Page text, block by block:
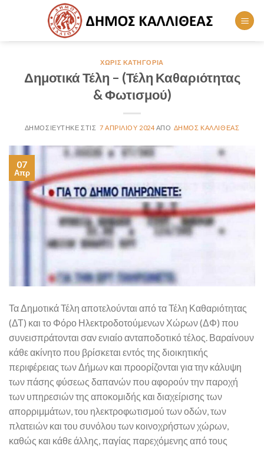
ΧΩΡΊΣ ΚΑΤΗΓΟΡΊΑ
Δημοτικά Τέλη – (Τέλη Καθαριότητας
& Φωτισμού)
7 ΑΠΡΙΛΊΟΥ 2024 ΔΉΜΟΣ ΚΑΛΛΙΘΈΑΣ
07
Απρ
Τα Δημοτικά Τέλη αποτελούνται από τα Τέλη Καθαριότητας
(ΔΤ) και το Φόρο Ηλεκτροδοτούμενων Χώρων (ΔΦ) που
συνεισπράτονται σαν ενιαίο ανταποδοτικό τέλος. Βαραίνουν
κάθε ακίνητο που βρίσκεται εντός της διοικητικής
περιφέρειας των Δήμων και προορίζονται για την κάλυψη
των πάσης φύσεως δαπανών που αφορούν την παροχή
των υπηρεσιών της αποκομιδής και διαχείρισης των
απορριμμάτων, του ηλεκτροφωτισμού των οδών, των
πλατειών και του συνόλου των κοινοχρήστων χώρων,
καθώς και κάθε άλλης, παγίας παρεχόμενης από τους